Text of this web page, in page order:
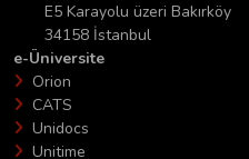
E5 Karayolu üzeri Bakırköy
34158 İstanbul
e-Üniversite
Orion
CATS
Unidocs
Unitime